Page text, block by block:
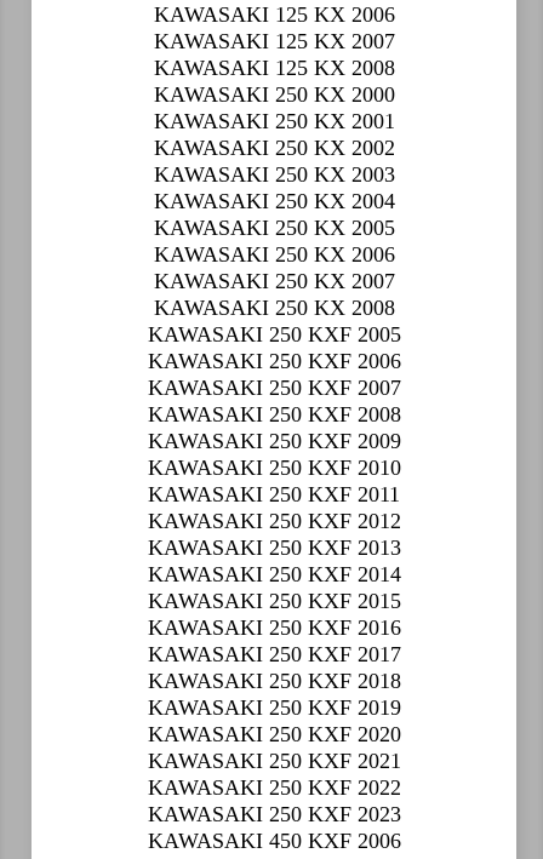
KAWASAKI 125 KX 2006
KAWASAKI 125 KX 2007
KAWASAKI 125 KX 2008
KAWASAKI 250 KX 2000
KAWASAKI 250 KX 2001
KAWASAKI 250 KX 2002
KAWASAKI 250 KX 2003
KAWASAKI 250 KX 2004
KAWASAKI 250 KX 2005
KAWASAKI 250 KX 2006
KAWASAKI 250 KX 2007
KAWASAKI 250 KX 2008
KAWASAKI 250 KXF 2005
KAWASAKI 250 KXF 2006
KAWASAKI 250 KXF 2007
KAWASAKI 250 KXF 2008
KAWASAKI 250 KXF 2009
KAWASAKI 250 KXF 2010
KAWASAKI 250 KXF 2011
KAWASAKI 250 KXF 2012
KAWASAKI 250 KXF 2013
KAWASAKI 250 KXF 2014
KAWASAKI 250 KXF 2015
KAWASAKI 250 KXF 2016
KAWASAKI 250 KXF 2017
KAWASAKI 250 KXF 2018
KAWASAKI 250 KXF 2019
KAWASAKI 250 KXF 2020
KAWASAKI 250 KXF 2021
KAWASAKI 250 KXF 2022
KAWASAKI 250 KXF 2023
KAWASAKI 450 KXF 2006